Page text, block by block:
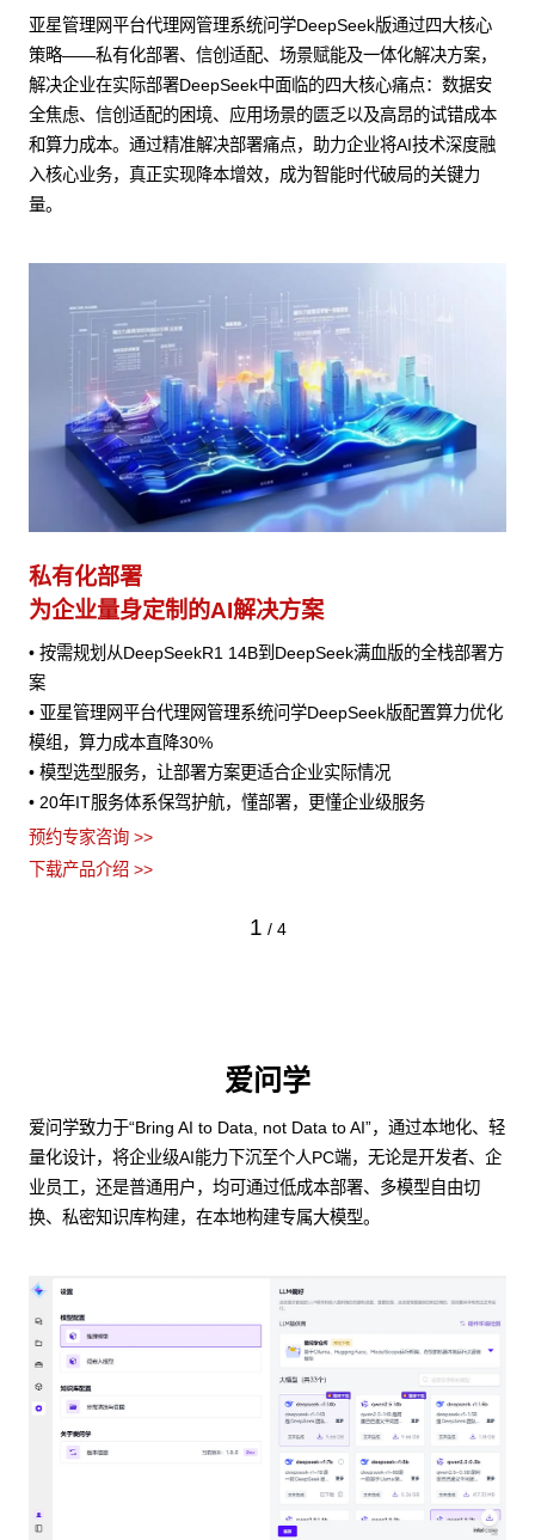
亚星管理网平台代理网管理系统问学DeepSeek版通过四大核心
策略——私有化部署、信创适配、场景赋能及一体化解决方案，
解决企业在实际部署DeepSeek中面临的四大核心痛点：数据安
全焦虑、信创适配的困境、应用场景的匮乏以及高昂的试错成本
和算力成本。通过精准解决部署痛点，助力企业将AI技术深度融
入核心业务，真正实现降本增效，成为智能时代破局的关键力
量。
私有化部署
为企业量身定制的AI解决方案
• 按需规划从DeepSeekR1 14B到DeepSeek满血版的全栈部署方
案
• 亚星管理网平台代理网管理系统问学DeepSeek版配置算力优化
模组，算力成本直降30%
• 模型选型服务，让部署方案更适合企业实际情况
• 20年IT服务体系保驾护航，懂部署，更懂企业级服务
预约专家咨询 >>
下载产品介绍 >>
1 / 4
爱问学
爱问学致力于“Bring AI to Data, not Data to AI”，通过本地化、轻
量化设计，将企业级AI能力下沉至个人PC端，无论是开发者、企
业员工，还是普通用户，均可通过低成本部署、多模型自由切
换、私密知识库构建，在本地构建专属大模型。